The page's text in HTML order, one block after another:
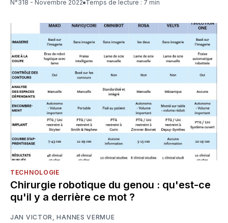
N°318 - Novembre 2022 Temps de lecture : 7 min
TECHNOLOGIE
Chirurgie robotique du genou : qu'est-ce
qu'il y a derrière ce mot ?
JAN VICTOR ,HANNES VERMUE